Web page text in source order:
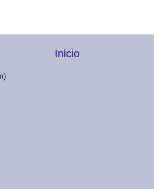
Inicio